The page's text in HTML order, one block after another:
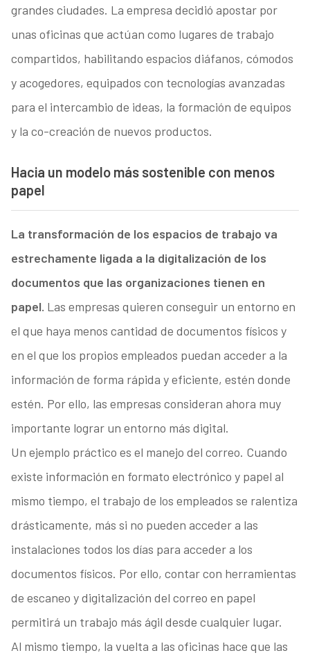
grandes ciudades. La empresa decidió apostar por
unas oficinas que actúan como lugares de trabajo
compartidos, habilitando espacios diáfanos, cómodos
y acogedores, equipados con tecnologías avanzadas
para el intercambio de ideas, la formación de equipos
y la co-creación de nuevos productos.
Hacia un modelo más sostenible con menos
papel
La transformación de los espacios de trabajo va
estrechamente ligada a la digitalización de los
documentos que las organizaciones tienen en
papel. Las empresas quieren conseguir un entorno en
el que haya menos cantidad de documentos físicos y
en el que los propios empleados puedan acceder a la
información de forma rápida y eficiente, estén donde
estén. Por ello, las empresas consideran ahora muy
importante lograr un entorno más digital.
Un ejemplo práctico es el manejo del correo. Cuando
existe información en formato electrónico y papel al
mismo tiempo, el trabajo de los empleados se ralentiza
drásticamente, más si no pueden acceder a las
instalaciones todos los días para acceder a los
documentos físicos. Por ello, contar con herramientas
de escaneo y digitalización del correo en papel
permitirá un trabajo más ágil desde cualquier lugar.
Al mismo tiempo, la vuelta a las oficinas hace que las